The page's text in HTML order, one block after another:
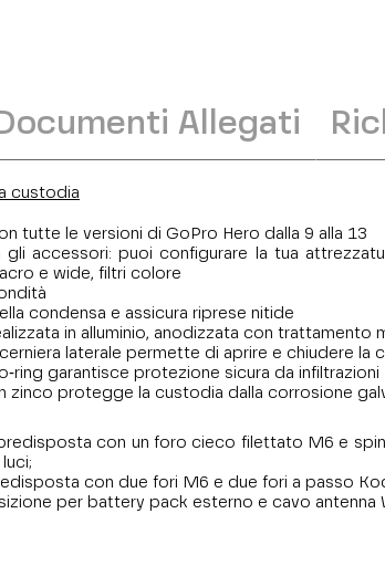
Allegati
custodia
tutte le versioni di GoPro Hero dalla 9 alla 13
accessori: puoi configurare la tua
e wide, filtri colore
condensa e assicura riprese nitide
in alluminio, anodizzata con
laterale permette di aprire e chiudere
garantisce protezione sicura da infiltrazioni
zinco protegge la custodia dalla corrosione
con un foro cieco filettato M6 e
con due fori M6 e due fori a passo
per battery pack esterno e cavo antenna